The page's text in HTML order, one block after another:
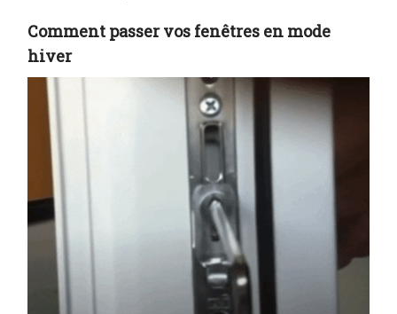
Comment passer vos fenêtres en mode
hiver